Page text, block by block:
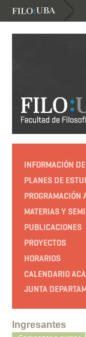
HTTP://
INFORMACIÓN
PLANES DE
PROGRAMACIÓN
MATERIAS Y
PUBLICACIONES
PROYECTOS
HORARIOS
CALENDARIO
JUNTA
Ingresantes